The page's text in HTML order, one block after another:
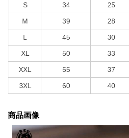
S 34 25
M 39 28
L 45 30
XL 50 33
XXL 55 37
3XL 60 40
商品画像